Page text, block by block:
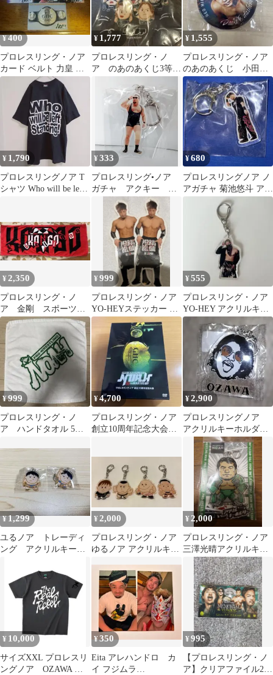
¥400
プロレスリング・ノア
カード ベルト 力皇 永
源 小川 4枚 セット プ
ロレス
¥ 1,777
プロレスリング・ノ
ア のあのあくじ3等ハ
¥ 1,555
プロレスリング・ノア
のあのあくじ 小田嶋
大樹 缶バッジ
¥ 1,790
プロレスリングノア T
シャツ Who will be left
¥333
プロレスリング•ノア
ガチャ アクキー マ
サ北宮
¥680
プロレスリングノア ノ
アガチャ 菊池悠斗 アク
リルキーホルダー
¥ 2,350
プロレスリング・ノ
ア 金剛 スポーツタ
オル
¥999
プロレスリング・ノア
YO-HEYステッカー 2
枚セット
¥555
プロレスリング・ノア
YO-HEY アクリルキー
ホルダー
¥999
プロレスリング・ノ
ア ハンドタオル 5枚
¥4,700
プロレスリング・ノア
創立10周年記念大会
¥2,900
プロレスリングノア
アクリルキーホルダー
OZAWA
¥1,299
ユるノア トレーディ
ング アクリルキーホ
グ・ノア 稲畑勝巳
¥2,000
プロレスリング・ノア
ゆるノア アクリルキー
¥2,000
プロレスリング・ノア
三澤光晴アクリルキー
ホルダー
¥ 10,000
サイズXXL プロレスリ
ングノア OZAWA ビ
¥350
Eita アレハンドロ カ
イ フジムラ
¥995
【プロレスリング・ノ
ア】クリアファイル2枚